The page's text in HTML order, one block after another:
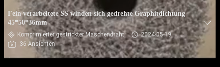
Fein verarbeitete SS winden sich gedrehte Graphitdichtung
45*50*36mm
Komprimierter gestrickter Maschendraht
2024-05-19
36 Ansichten